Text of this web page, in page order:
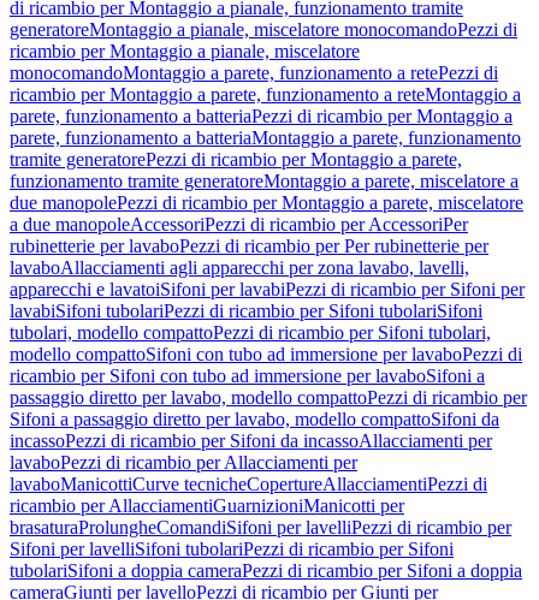
di ricambio per Montaggio a pianale, funzionamento tramite
generatoreMontaggio a pianale, miscelatore monocomandoPezzi di
ricambio per Montaggio a pianale, miscelatore
monocomandoMontaggio a parete, funzionamento a retePezzi di
ricambio per Montaggio a parete, funzionamento a reteMontaggio a
parete, funzionamento a batteriaPezzi di ricambio per Montaggio a
parete, funzionamento a batteriaMontaggio a parete, funzionamento
tramite generatorePezzi di ricambio per Montaggio a parete,
funzionamento tramite generatoreMontaggio a parete, miscelatore a
due manopolePezzi di ricambio per Montaggio a parete, miscelatore
a due manopoleAccessoriPezzi di ricambio per AccessoriPer
rubinetterie per lavaboPezzi di ricambio per Per rubinetterie per
lavaboAllacciamenti agli apparecchi per zona lavabo, lavelli,
apparecchi e lavatoiSifoni per lavabiPezzi di ricambio per Sifoni per
lavabiSifoni tubolariPezzi di ricambio per Sifoni tubolariSifoni
tubolari, modello compattoPezzi di ricambio per Sifoni tubolari,
modello compattoSifoni con tubo ad immersione per lavaboPezzi di
ricambio per Sifoni con tubo ad immersione per lavaboSifoni a
passaggio diretto per lavabo, modello compattoPezzi di ricambio per
Sifoni a passaggio diretto per lavabo, modello compattoSifoni da
incassoPezzi di ricambio per Sifoni da incassoAllacciamenti per
lavaboPezzi di ricambio per Allacciamenti per
lavaboManicottiCurve tecnicheCopertureAllacciamentiPezzi di
ricambio per AllacciamentiGuarnizioniManicotti per
brasaturaProlungheComandiSifoni per lavelliPezzi di ricambio per
Sifoni per lavelliSifoni tubolariPezzi di ricambio per Sifoni
tubolariSifoni a doppia cameraPezzi di ricambio per Sifoni a doppia
cameraGiunti per lavelloPezzi di ricambio per Giunti per